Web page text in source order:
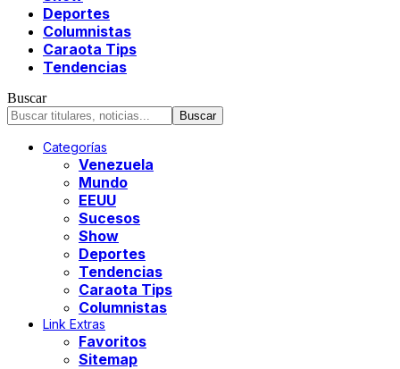
Deportes
Columnistas
Caraota Tips
Tendencias
Buscar
Categorías
Venezuela
Mundo
EEUU
Sucesos
Show
Deportes
Tendencias
Caraota Tips
Columnistas
Link Extras
Favoritos
Sitemap